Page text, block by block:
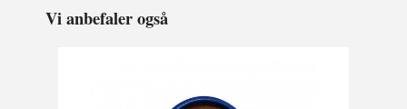
Vi anbefaler også